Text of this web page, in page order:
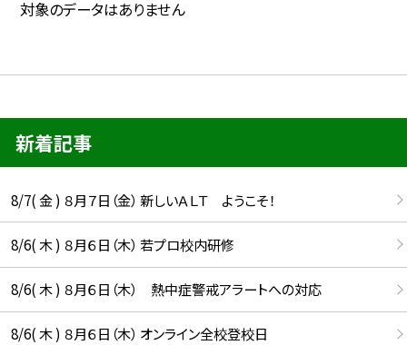
対象のデータはありません
新着記事
8/7( 金 ) ８月７日（金） 新しいＡＬＴ ようこそ！
8/6( 木 ) ８月６日（木） 若プロ校内研修
8/6( 木 ) ８月６日（木） 熱中症警戒アラートへの対応
8/6( 木 ) ８月６日（木） オンライン全校登校日